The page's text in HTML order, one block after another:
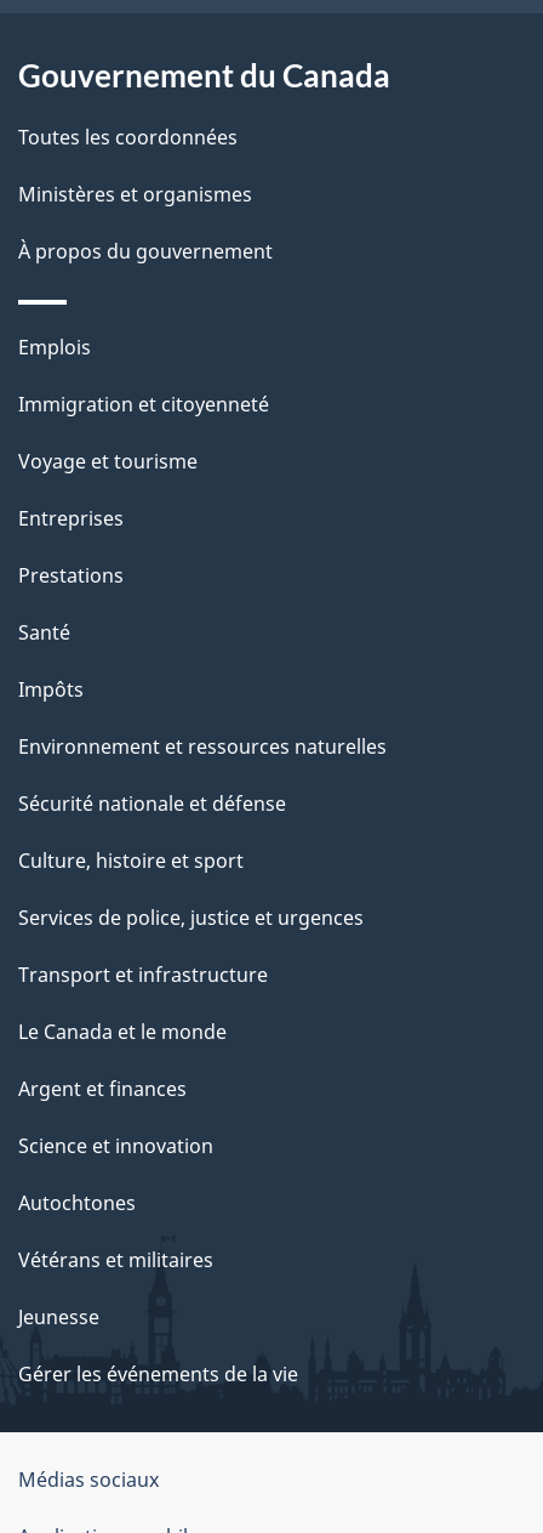
a
g
e
a
t
i
n
s
u
r
c
t
t
a
e
Gouvernement du Canada
Toutes les coordonnées
Ministères et organismes
À propos du gouvernement
Thèmes
sujets
Emplois
Immigration et citoyenneté
Voyage et tourisme
Entreprises
Prestations
Santé
Impôts
Environnement et ressources naturelles
Sécurité nationale et défense
Culture, histoire et sport
Services de police, justice et urgences
Transport et infrastructure
Le Canada et le monde
Argent et finances
Science et innovation
Autochtones
Vétérans et militaires
Jeunesse
Gérer les événements de la vie
Organisation
du
Médias sociaux